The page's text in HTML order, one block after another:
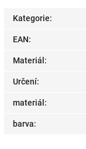
Kategorie:
EAN:
Materiál :
Určení:
materiál :
barva: